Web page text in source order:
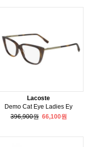
Lacoste
Demo Cat Eye Ladies Ey
396,900원 66,100원